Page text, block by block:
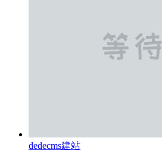
dedecms建站